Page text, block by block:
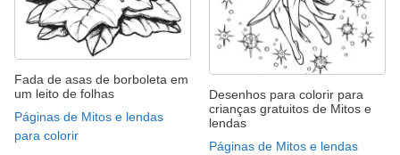
Fada de asas de borboleta em
um leito de folhas
Páginas de Mitos e lendas
para colorir
Desenhos para colorir para
crianças gratuitos de Mitos e
lendas
Páginas de Mitos e lendas